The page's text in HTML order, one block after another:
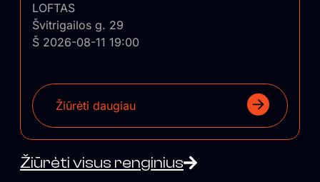
LOFTAS
Švitrigailos g. 29
Š 2026-08-11 19:00
Žiūrėti daugiau
Žiūrėti visus renginius